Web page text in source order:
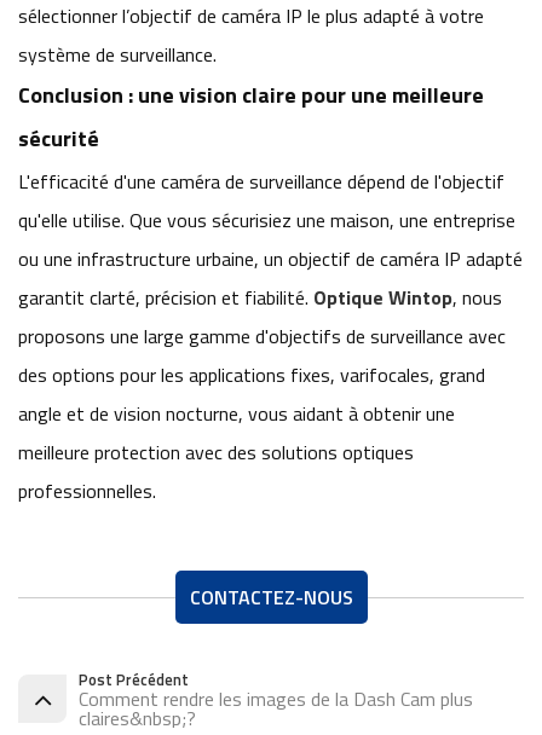
sélectionner l’objectif de caméra IP le plus adapté à votre
système de surveillance.
Conclusion : une vision claire pour une meilleure
sécurité
L'efficacité d'une caméra de surveillance dépend de l'objectif
qu'elle utilise. Que vous sécurisiez une maison, une entreprise
ou une infrastructure urbaine, un objectif de caméra IP adapté
garantit clarté, précision et fiabilité. Optique Wintop, nous
proposons une large gamme d'objectifs de surveillance avec
des options pour les applications fixes, varifocales, grand
angle et de vision nocturne, vous aidant à obtenir une
meilleure protection avec des solutions optiques
professionnelles.
CONTACTEZ-NOUS
Post Précédent
Comment rendre les images de la Dash Cam plus
claires&nbsp;?